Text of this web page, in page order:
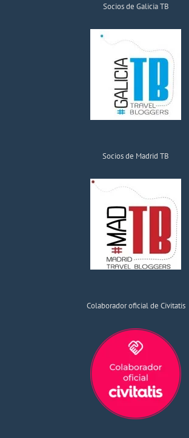
Socios de Galicia TB
Socios de Madrid TB
Colaborador oficial de Civitatis